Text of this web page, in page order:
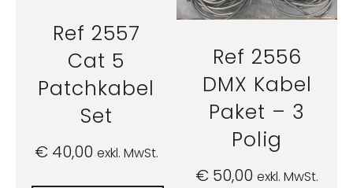
Ref 2557
Cat 5
Patchkabel
Set
€40,00 exkl. MwSt.
Ref 2556
DMX Kabel
Paket – 3
Polig
€ 50,00 exkl. MwSt.